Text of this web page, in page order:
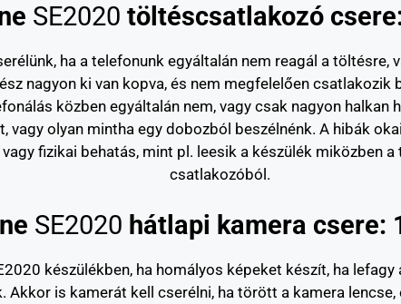
SE2020 töltéscsatlakozó
ha a telefonunk egyáltalán nem reagál a töltésre,
nagyon ki van kopva, és nem megfelelően csatlakozik
közben egyáltalán nem, vagy csak nagyon halkan
vagy olyan mintha egy dobozból beszélnénk. A hibák
fizikai behatás, mint pl. leesik a készülék miközben
csatlakozóból.
SE2020 hátlapi kamera csere:
készülékben, ha homályos képeket készít, ha
Akkor is kamerát kell cserélni, ha törött a kamera